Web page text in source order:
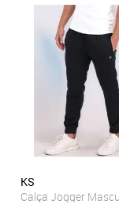
KS
Calça Jogger